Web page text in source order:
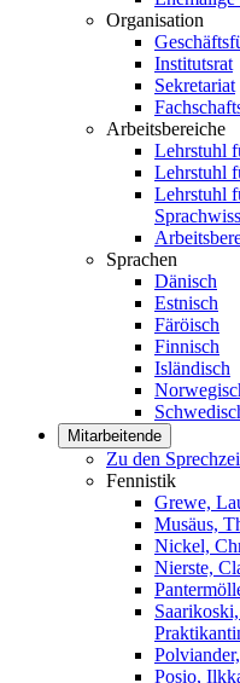
Organisation
Institutsrat
Sekretariat
Arbeitsbereiche
Lehrstuhl
Lehrstuhl
Lehrstuhl
Sprachen
Dänisch
Estnisch
Färöisch
Finnisch
Isländisch
Mitarbeitende
Zu den
Fennistik
Grewe,
Musäus,
Nickel,
Nierste,
Posio,